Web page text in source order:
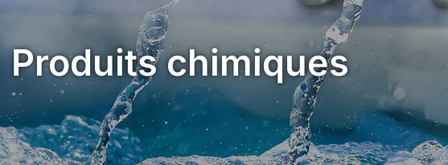
Produits chimiques